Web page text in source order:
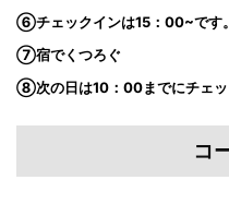
⑥チェックインは15：00~です
⑦宿でくつろぐ
⑧次の日は10：00までにチェッ
コ